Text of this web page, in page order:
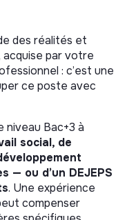
du Centre. Vous
leur intégration et
de
de l’onboarding,
des projets.
s’engagent
programmes
des programmes et
des réalités et
acquise par votre
: c’est une
ce poste avec
niveau Bac+3 à
social, de
— ou d’un DEJEPS
. Une expérience
compenser